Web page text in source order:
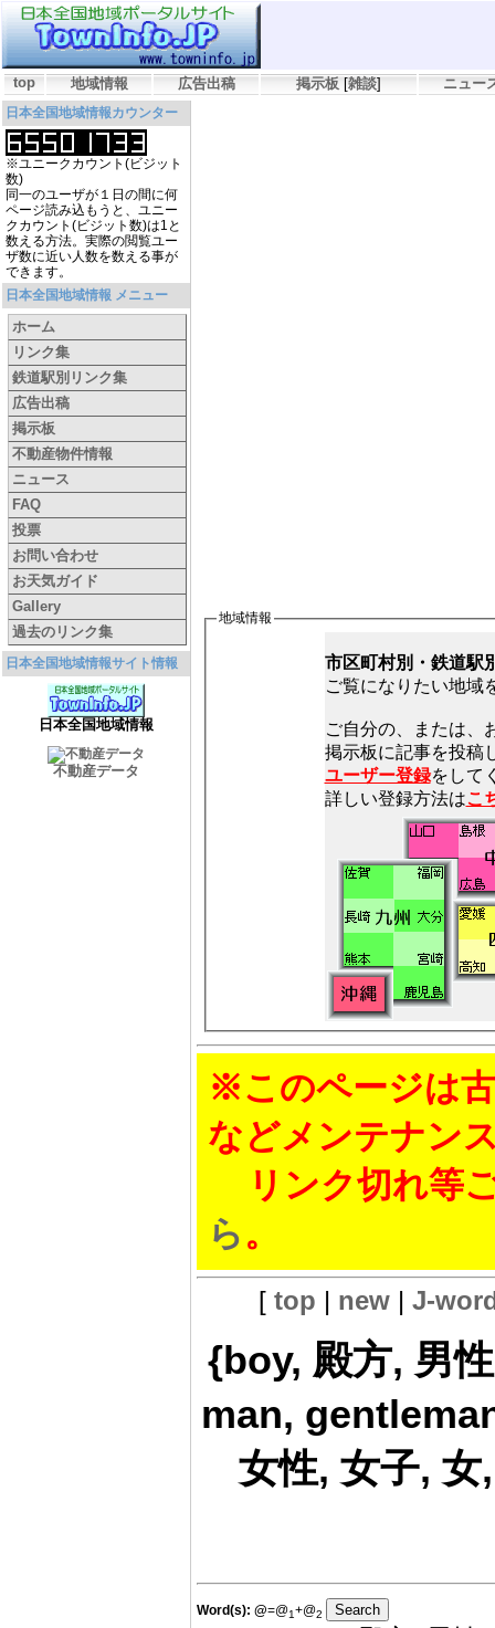
top 地域情報 広告出稿 掲示板 [雑談] ニュー
日本全国地域情報カウンター
※ユニークカウント(ビジット
数)
同一のユーザが１日の間に何
ページ読み込もうと、ユニー
クカウント(ビジット数)は1と
数える方法。実際の閲覧ユー
ザ数に近い人数を数える事が
できます。
日本全国地域情報 メニュー
ホーム
リンク集
鉄道駅別リンク集
広告出稿
掲示板
不動産物件情報
ニュース
FAQ
投票
お問い合わせ
お天気ガイド
Gallery
過去のリンク集
日本全国地域情報サイト情報
日本全国地域情報
不動産データ
地域情報
市区町村別・鉄道駅
ご覧になりたい地域
ご自分の、または、
ユーザー登録をして
詳しい登録方法はこ
※このページは
などメンテナン
リンク切れ等
ら。
[ top | new| J-
{boy, 殿方, 男
man,
女性, 女子,
Word(s): @=@1+@2